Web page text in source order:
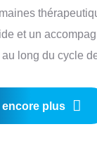
et un
long du cycle
plus